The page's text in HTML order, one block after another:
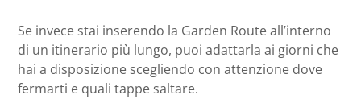
Se invece stai inserendo la Garden Route all’interno
di un itinerario più lungo, puoi adattarla ai giorni che
hai a disposizione scegliendo con attenzione dove
fermarti e quali tappe saltare.